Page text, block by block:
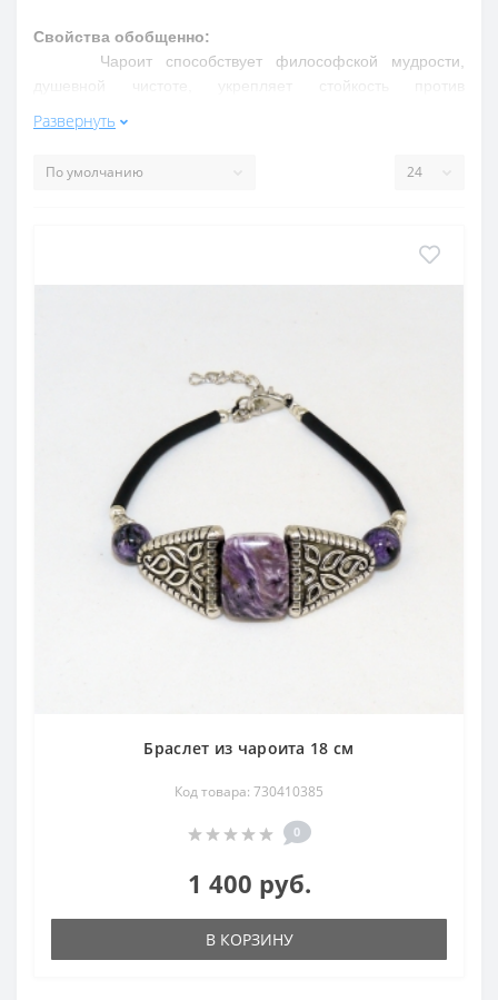
Свойства обобщенно:
Чароит способствует философской мудрости,
невралгию, болезни почек, печени, мочевого и желчного
достоинства. Дает уверенность в поступках, будит
фантазию и тонкое понимание жизненных ситуаций.
Развернуть
Браслет из чароита 18 см
Код товара: 730410385
0
1 400 руб.
В КОРЗИНУ